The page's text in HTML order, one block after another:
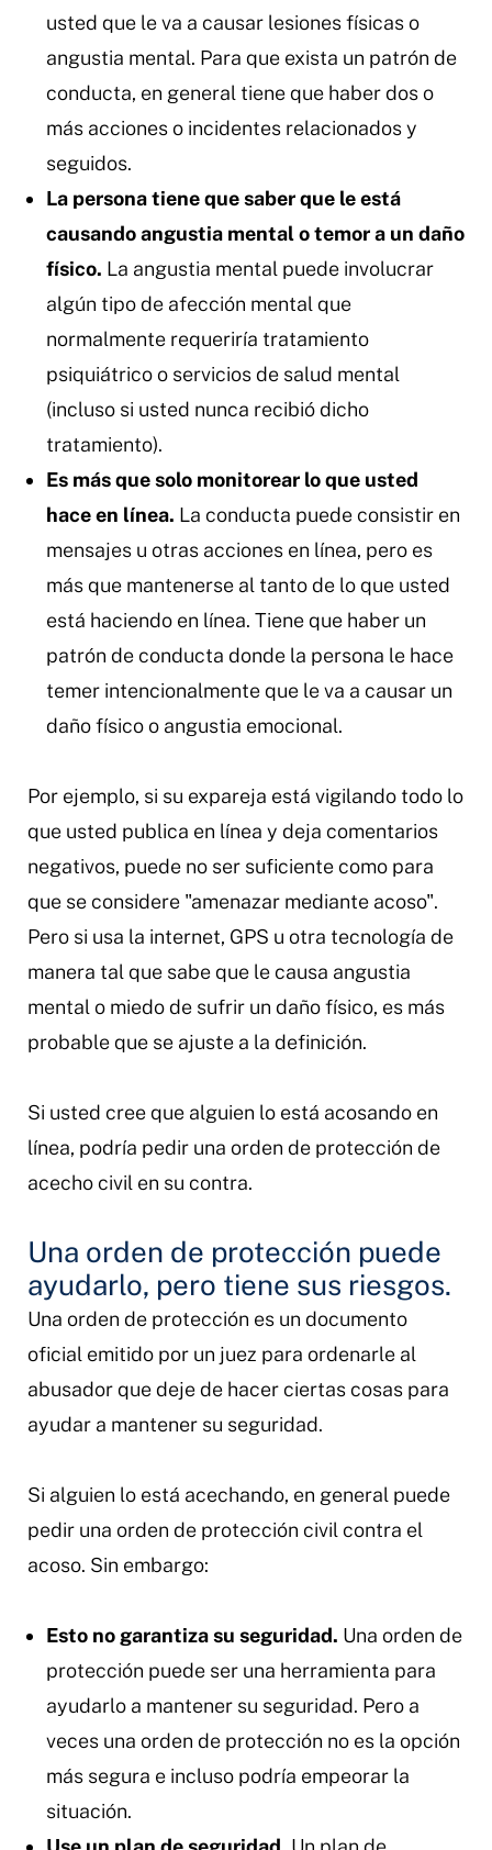
usted que le va a causar lesiones físicas o
angustia mental. Para que exista un patrón de
conducta, en general tiene que haber dos o
más acciones o incidentes relacionados y
seguidos.
La persona tiene que saber que le está
causando angustia mental o temor a un daño
físico. La angustia mental puede involucrar
algún tipo de afección mental que
normalmente requeriría tratamiento
psiquiátrico o servicios de salud mental
(incluso si usted nunca recibió dicho
tratamiento).
Es más que solo monitorear lo que usted
hace en línea. La conducta puede consistir en
mensajes u otras acciones en línea, pero es
más que mantenerse al tanto de lo que usted
está haciendo en línea. Tiene que haber un
patrón de conducta donde la persona le hace
temer intencionalmente que le va a causar un
daño físico o angustia emocional.
Por ejemplo, si su expareja está vigilando todo lo
que usted publica en línea y deja comentarios
negativos, puede no ser suficiente como para
que se considere "amenazar mediante acoso".
Pero si usa la internet, GPS u otra tecnología de
manera tal que sabe que le causa angustia
mental o miedo de sufrir un daño físico, es más
probable que se ajuste a la definición.
Si usted cree que alguien lo está acosando en
línea, podría pedir una orden de protección de
acecho civil en su contra.
Una orden de protección puede
ayudarlo, pero tiene sus riesgos.
Una orden de protección es un documento
oficial emitido por un juez para ordenarle al
abusador que deje de hacer ciertas cosas para
ayudar a mantener su seguridad.
Si alguien lo está acechando, en general puede
pedir una orden de protección civil contra el
acoso. Sin embargo:
Esto no garantiza su seguridad. Una orden de
protección puede ser una herramienta para
ayudarlo a mantener su seguridad. Pero a
veces una orden de protección no es la opción
más segura e incluso podría empeorar la
situación.